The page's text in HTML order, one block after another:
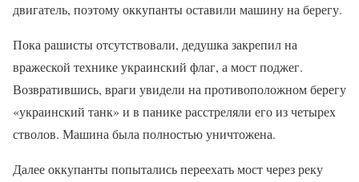
двигатель, поэтому оккупанты оставили машину на берегу.
Пока рашисты отсутствовали, дедушка закрепил на
вражеской технике украинский флаг, а мост поджег.
Возвратившись, враги увидели на противоположном берегу
«украинский танк» и в панике расстреляли его из четырех
стволов. Машина была полностью уничтожена.
Далее оккупанты попытались переехать мост через реку